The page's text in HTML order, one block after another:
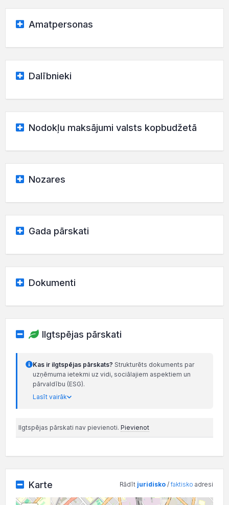
Amatpersonas
Dalībnieki
Nodokļu maksājumi valsts kopbudžetā
Nozares
Gada pārskati
Dokumenti
Ilgtspējas pārskati
Kas ir ilgtspējas pārskats? Strukturēts dokuments par
uzņēmuma ietekmi uz vidi, sociālajiem aspektiem un
pārvaldību (ESG).
Lasīt vairāk
Ilgtspējas pārskati nav pievienoti. Pievienot
Karte Rādīt juridisko /faktisko adresi